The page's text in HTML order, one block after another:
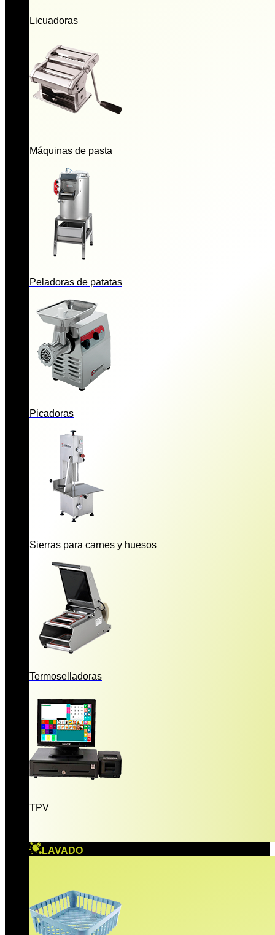
Licuadoras
Máquinas de pasta
Peladoras de patatas
Picadoras
Sierras para carnes y huesos
Termoselladoras
TPV
LAVADO